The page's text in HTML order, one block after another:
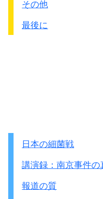
ﾞﾙでも死亡率にはあまり
男性は途中から下が
ています。
その他
最後に
日本の細菌戦
講演録：南京事件の
報道の質